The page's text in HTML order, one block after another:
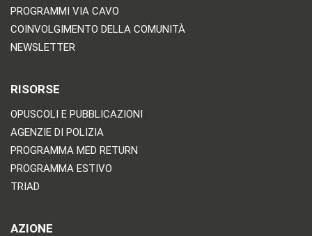
PROGRAMMI VIA CAVO
COINVOLGIMENTO DELLA COMUNITÀ
NEWSLETTER
RISORSE
OPUSCOLI E PUBBLICAZIONI
AGENZIE DI POLIZIA
PROGRAMMA MED RETURN
PROGRAMMA ESTIVO
TRIAD
AZIONE